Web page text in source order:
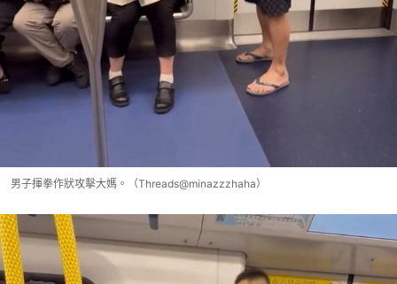
男子揮拳作狀攻擊大媽。（Threads@minazzzhaha）